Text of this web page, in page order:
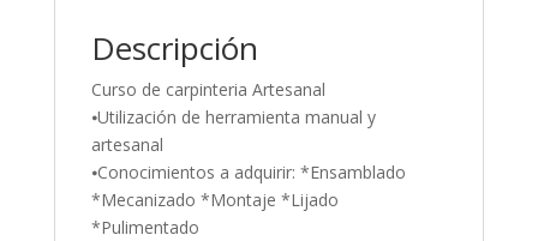
Descripción
Curso de carpinteria Artesanal
⦁Utilización de herramienta manual y
artesanal
⦁Conocimientos a adquirir: *Ensamblado
*Mecanizado *Montaje *Lijado
*Pulimentado